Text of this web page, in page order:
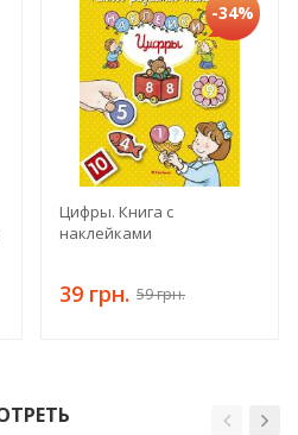
-34%
Цифры. Книга с
наклейками
39 грн. 59 грн.